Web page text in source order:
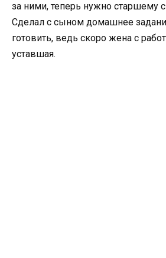
за ними, теперь нужно старшему
Сделал с сыном домашнее
готовить, ведь скоро жена с
уставшая.